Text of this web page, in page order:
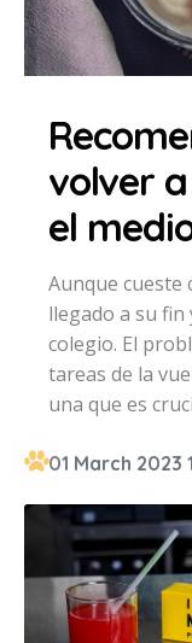
volver
el
Aunque cueste
llegado a su
colegio. El
tareas de la
una que es
01 March 2023